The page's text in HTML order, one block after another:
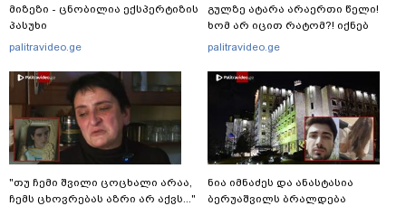
მიზეზი - ცნობილია ექსპერტიზის
პასუხი
palitravideo.ge
"თუ ჩემი შვილი ცოცხალი არაა,
ჩემს ცხოვრებას აზრი არ აქვს..."
გულზე ატარა არაერთი წელი!
ხომ არ იცით რატომ?! იქნებ
იმიტომ რომ თავად
კვარაცხელიას დედა
განცხადებას ავრცელებს
palitravideo.ge
ნია იმნაძეს და ანასტასია
ბერუაშვილს ბრალდება